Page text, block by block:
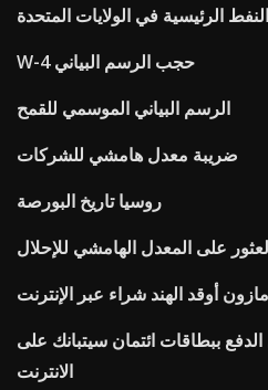
الرئيسية في الولايات المتحدة
W-4 حجب الرسم البياني
الرسم البياني الموسمي للقمح
ضريبة معدل هامشي للشركات
روسيا تاريخ البورصة
على المعدل الهامشي للإحلال
أوقد الهند شراء عبر الإنترنت
ببطاقات ائتمان سيتبانك على
الانترنت